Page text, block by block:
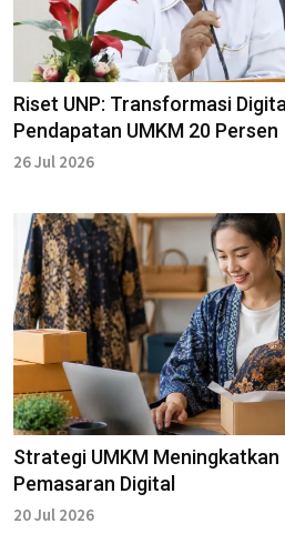
Riset UNP: Transformasi
Pendapatan UMKM 20 Persen
26 Jul 2026
Strategi UMKM Meningkatkan
Pemasaran Digital
20 Jul 2026